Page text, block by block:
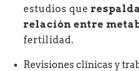
estudios que
relación entre
fertilidad.
Revisiones clínicas y